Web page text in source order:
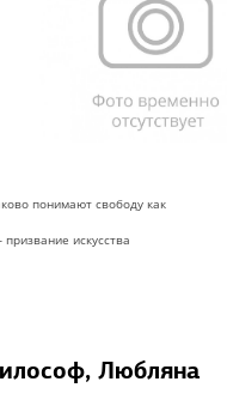
понимают свободу как
искусства
Любляна